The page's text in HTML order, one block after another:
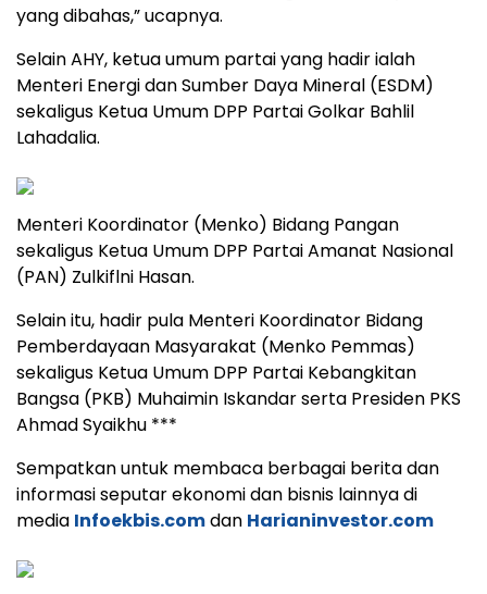
yang dibahas,” ucapnya.
Selain AHY, ketua umum partai yang hadir ialah
Menteri Energi dan Sumber Daya Mineral (ESDM)
sekaligus Ketua Umum DPP Partai Golkar Bahlil
Lahadalia.
Menteri Koordinator (Menko) Bidang Pangan
sekaligus Ketua Umum DPP Partai Amanat Nasional
(PAN) Zulkiflni Hasan.
Selain itu, hadir pula Menteri Koordinator Bidang
Pemberdayaan Masyarakat (Menko Pemmas)
sekaligus Ketua Umum DPP Partai Kebangkitan
Bangsa (PKB) Muhaimin Iskandar serta Presiden PKS
Ahmad Syaikhu ***
Sempatkan untuk membaca berbagai berita dan
informasi seputar ekonomi dan bisnis lainnya di
media Infoekbis.comdan Harianinvestor.com